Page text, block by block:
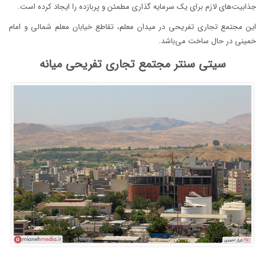
جذابیت‌های لازم برای یک سرمایه گذاری مطمئن و پربازده را ایجاد کرده است.
این مجتمع تجاری تفریحی در میدان معلم، تقاطع خیابان معلم شمالی و امام
خمینی در حال ساخت می‌باشد.
سیتی سنتر مجتمع تجاری تفریحی میانه